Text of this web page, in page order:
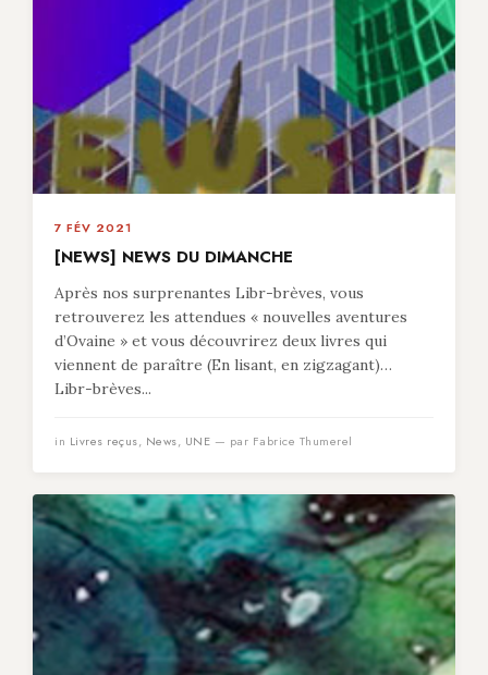
7 FÉV 2021
[NEWS] NEWS DU DIMANCHE
Après nos surprenantes Libr-brèves, vous
retrouverez les attendues « nouvelles aventures
d’Ovaine » et vous découvrirez deux livres qui
viennent de paraître (En lisant, en zigzagant)…
Libr-brèves...
in Livres reçus, News, UNE — par Fabrice Thumerel